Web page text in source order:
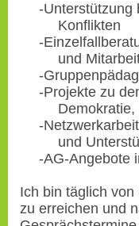
-Unterstützung
Konflikten
-
und
-
-Projekte zu
-
und
-AG-Angebote
Ich bin täglich
zu erreichen und